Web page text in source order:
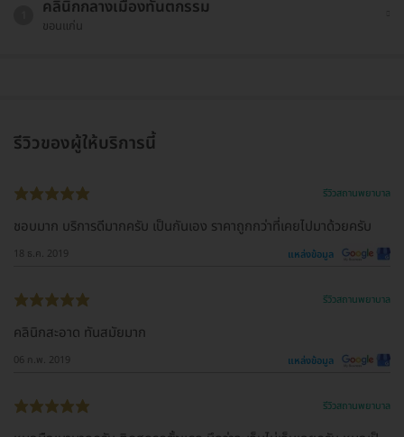
คลินิกกลางเมืองทันตกรรม
ขอนแก่น
รีวิวของผู้ให้บริการนี้
รีวิวสถานพยาบาล
ชอบมาก บริการดีมากครับ เป็นกันเอง ราคาถูกกว่าที่เคยไปมาด้วยครับ
18 ธ.ค. 2019 แหล่งข้อมูล
รีวิวสถานพยาบาล
คลินิกสะอาด ทันสมัยมาก
06 ก.พ. 2019 แหล่งข้อมูล
รีวิวสถานพยาบาล